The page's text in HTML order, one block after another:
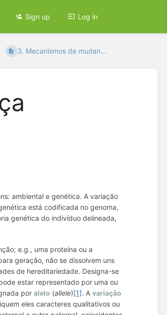
Sign up Log in
3. Mecanismos de mudan...
ambiental e genética. A variação
está codificada nogenoma,
genética do indivíduo delineada,
e.g., uma proteína ou a
geração, não se dissolvem uns
de hereditariedade. Designa-se
estar representado por uma ou
poralelo (allele)[1]. Avariação
eles caracteres qualitativos ou